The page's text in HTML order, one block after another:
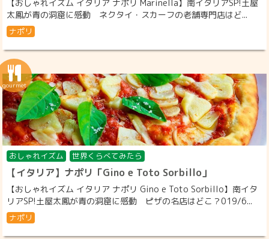
【おしゃれイズム イタリア ナポリ Marinella】南イタリアSP!土屋
太鳳が青の洞窟に感動 ネクタイ・スカーフの老舗専門店はど...
ナポリ
おしゃれイズム 世界くらべてみたら
【イタリア】ナポリ「Gino e Toto Sorbillo」
【おしゃれイズム イタリア ナポリ Gino e Toto Sorbillo】南イタ
リアSP!土屋太鳳が青の洞窟に感動 ピザの名店はどこ？019/6...
ナポリ